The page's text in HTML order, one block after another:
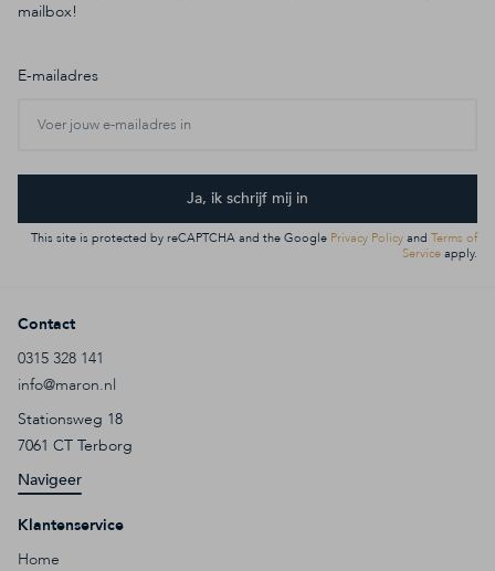
mailbox!
E-mailadres
Ja, ik schrijf mij in
This site is protected by reCAPTCHA and the Google Privacy Policy and Terms of
Service apply.
Contact
0315 328 141
info@maron.nl
Stationsweg 18
7061 CT Terborg
Navigeer
Klantenservice
Home